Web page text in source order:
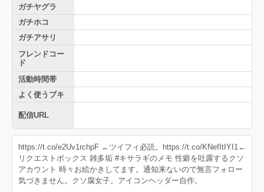
ガチヤグラ
ガチホコ
ガチアサリ
フレンドコー
ド
活動時間帯
よく使うブキ
配信URL
https://t.co/e2Uv1rchpF ←ツイフィ必読。https://t.co/KNefItIYI1←
リクエストボックス 雑多垢 #キサラギのメモ 性癖を吐露するクソ
アカウント 時々お絵かきしてます。通知来ないので無言フォロー
気づきません。クソ腐女子。アイコンヘッダー自作。